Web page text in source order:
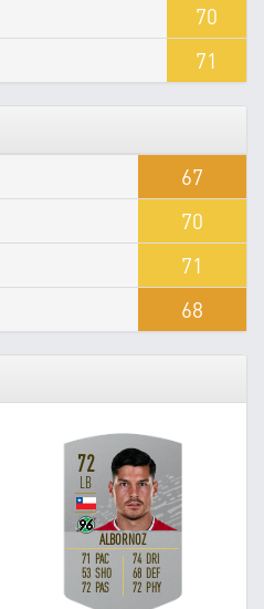
70
71
67
70
71
68